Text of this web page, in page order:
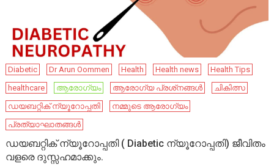
Diabetic Dr Arun Oommen Health Health news
Health Tips
healthcare
ആരോഗ്യം ആരോഗ്യ പ്രശ്‌നങ്ങൾ
ചികിത്സ
ഡയബറ്റിക് ന്യൂറോപ്പതി
നമ്മുടെ ആരോഗ്യം
പ്രത്യാഘാതങ്ങൾ
ഡയബറ്റിക് ന്യൂറോപ്പതി ( Diabetic ന്യൂറോപ്പതി) ജീവിതം
വളരെ ദുസ്സഹമാക്കും.